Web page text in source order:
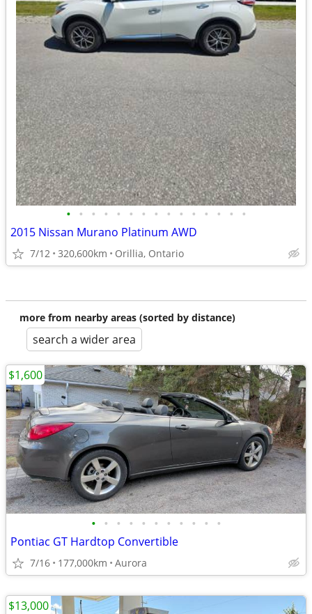
• • • • • • • • • • • • • • •
2015 Nissan Murano Platinum AWD
7/12 320,600km Orillia, Ontario
more from nearby areas (sorted by distance)
search a wider area
• • • • • • • • • • •
Pontiac GT Hardtop Convertible
7/16 177,000km Aurora
$1,600
$13,000